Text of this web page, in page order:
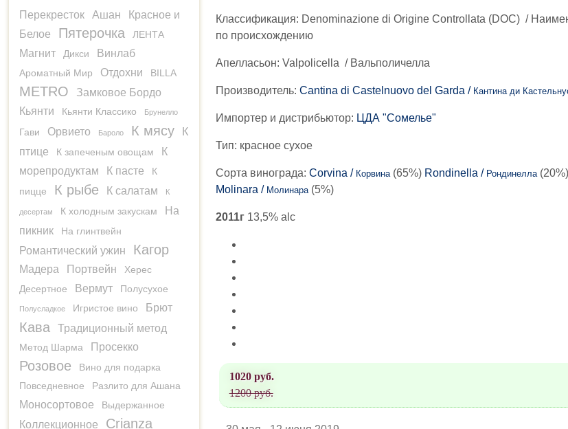
Классификация: Denominazione di Origine Controllata (DOC) /
по происхождению
Апелласьон: Valpolicella / Вальполичелла
Производитель: Cantina di Castelnuovo del Garda / Кантина ди
Импортер и дистрибьютор: ЦДА "Сомелье"
Тип: красное сухое
Сорта винограда: Corvina / Корвина(65%) Rondinella / Рондинелла(20%)
Molinara / Молинара(5%)
2011г 13,5% alc
1020 руб.
1200 руб.
Перекресток Ашан
Красное и
Белое
Пятерочка ЛЕНТА
Магнит Дикси Винлаб
Ароматный Мир Отдохни BILLA
METRO
Замковое Бордо
Кьянти
Кьянти Классико Брунелло
Гави Орвието Бароло К мясу
К
птице
К запеченым овощам
К
морепродуктам
К пасте
К
пицце
К рыбе К салатам К
десертам К холодным закускам
На
пикник
На глинтвейн
Романтический ужин Кагор
Мадера Портвейн
Херес
Десертное
Вермут Полусухое
Полусладкое Игристое вино Брют
Кава Традиционный метод
Метод Шарма Просекко
Розовое
Вино для подарка
Повседневное
Разлито для Ашана
Моносортовое Выдержанное
Коллекционное Crianza